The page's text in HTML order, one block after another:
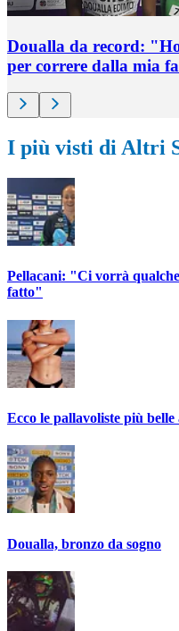
Doualla da record:
per correre dalla mia
I più visti di Altri
Pellacani: "Ci vorrà
fatto"
Ecco le pallavoliste più belle
Doualla, bronzo da sogno